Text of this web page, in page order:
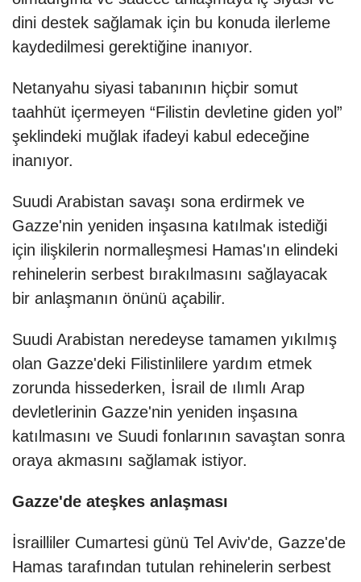
dini destek sağlamak için bu konuda ilerleme
kaydedilmesi gerektiğine inanıyor.
Netanyahu siyasi tabanının hiçbir somut
taahhüt içermeyen “Filistin devletine giden yol”
şeklindeki muğlak ifadeyi kabul edeceğine
inanıyor.
Suudi Arabistan savaşı sona erdirmek ve
Gazze'nin yeniden inşasına katılmak istediği
için ilişkilerin normalleşmesi Hamas'ın elindeki
rehinelerin serbest bırakılmasını sağlayacak
bir anlaşmanın önünü açabilir.
Suudi Arabistan neredeyse tamamen yıkılmış
olan Gazze'deki Filistinlilere yardım etmek
zorunda hissederken, İsrail de ılımlı Arap
devletlerinin Gazze'nin yeniden inşasına
katılmasını ve Suudi fonlarının savaştan sonra
oraya akmasını sağlamak istiyor.
Gazze'de ateşkes anlaşması
İsrailliler Cumartesi günü Tel Aviv'de, Gazze'de
Hamas tarafından tutulan rehinelerin serbest